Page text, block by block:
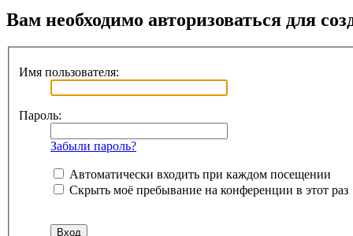
Вам необходимо авторизоваться для
Имя пользователя:
Пароль:
Забыли пароль?
Автоматически входить при каждом посещении
Скрыть моё пребывание на конференции в этот раз